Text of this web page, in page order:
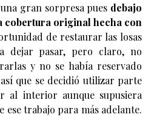
gran sorpresa pues debajo
cobertura original hecha con
de restaurar las losas
dejar pasar, pero claro, no
y no se había reservado
que se decidió utilizar parte
al interior aunque supusiera
trabajo para más adelante.